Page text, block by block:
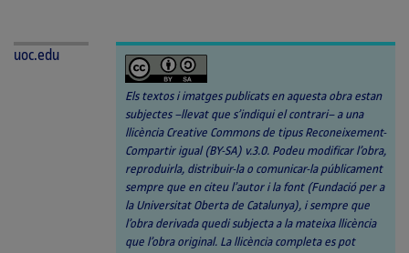
uoc.edu
Els textos i imatges publicats en aquesta obra estan
subjectes –llevat que s’indiqui el contrari– a una
llicència Creative Commons de tipus Reconeixement-
Compartir igual (BY-SA) v.3.0. Podeu modificar l’obra,
reproduirla, distribuir-la o comunicar-la públicament
sempre que en citeu l’autor i la font (Fundació per a
la Universitat Oberta de Catalunya), i sempre que
l’obra derivada quedi subjecta a la mateixa llicència
que l’obra original. La llicència completa es pot